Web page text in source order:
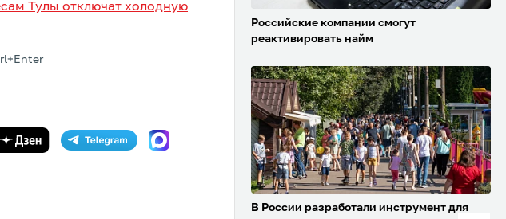
Тулы отключат холодную
Российские компании смогут
реактивировать найм
В России разработали инструмент для